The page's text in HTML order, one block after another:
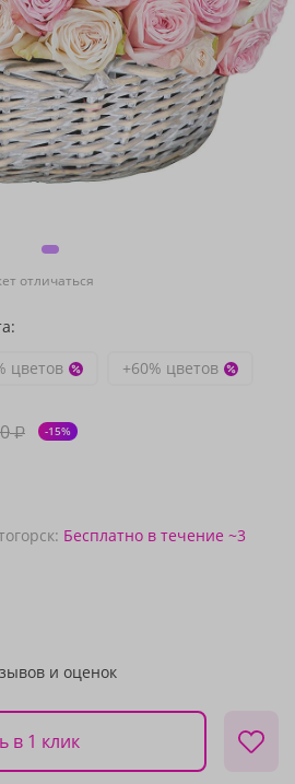
отличаться
цветов +60% цветов
₽ -15%
Бесплатно в течение ~3
и оценок
в 1 клик